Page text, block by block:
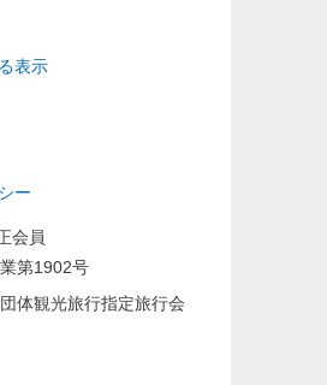
表示
ー
会員
第1902号
体観光旅行指定旅行会